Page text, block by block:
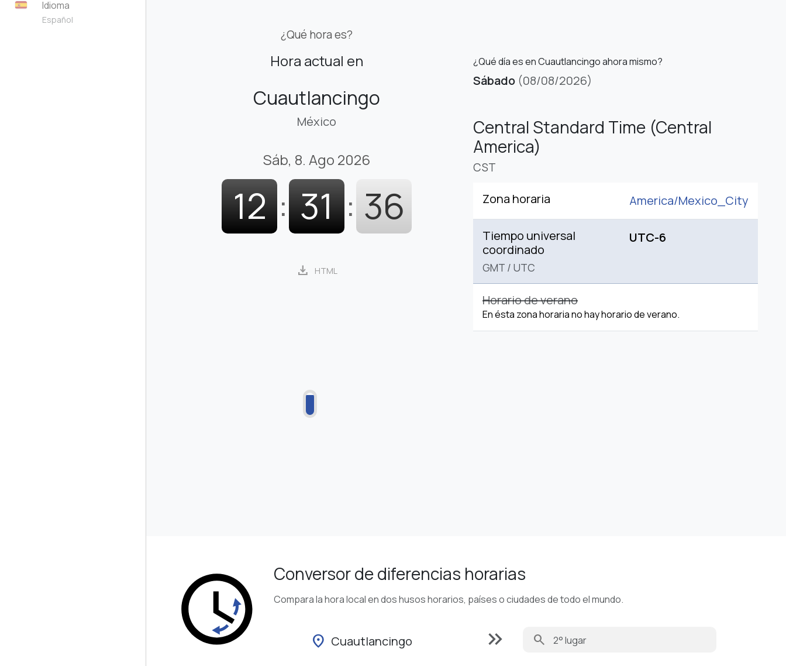
Idioma
Español
¿Qué hora es?
Hora actual en
Cuautlancingo
México
Sáb, 8. Ago 2026
12 : 31 : 37
download HTML
¿Qué día es en Cuautlancingo ahora mismo?
Sábado (08/08/2026)
Central Standard Time (Central
America)
CST
Zona horaria America/Mexico_City
Tiempo universal
coordinado
GMT / UTC
UTC-6
Horario de verano
En ésta zona horaria no hay horario de verano.
Conversor de diferencias horarias
Compara la hora local en dos husos horarios, países o ciudades de todo el mundo.
location_on Cuautlancingo keyboard_double_arrow_right search